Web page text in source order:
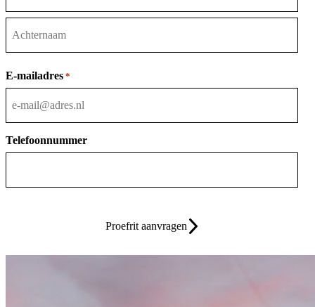
Voornaam
E-mailadres *
Telefoonnummer
Proefrit aanvragen